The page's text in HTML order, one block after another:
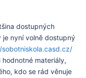
dostupných
je nyní volně dostupný
hodnotné materiály,
kdo se rád věnuje